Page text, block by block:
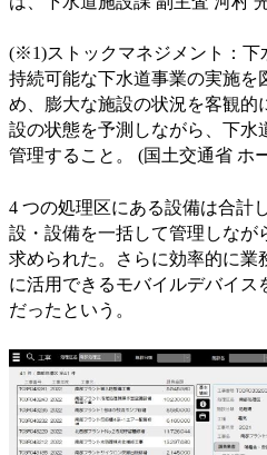
(※1)ストックマネジメント：下
持続可能な下水道事業の実施を
め、膨大な施設の状況を客観的
設の状態を予測しながら、下水
管理すること。 (国土交通省 ホ
4 つの処理区にある設備は合計
設・設備を一括して管理しなが
求められた。さらに効率的に業
に活用できるモバイルデバイス
だったという。